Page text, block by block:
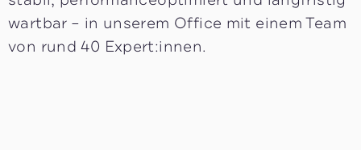
wartbar – in unserem Office mit einem Team
von rund 40 Expert:innen.